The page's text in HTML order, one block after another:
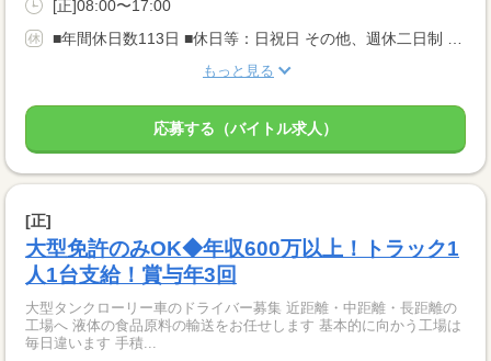
[正]08:00〜17:00
もっと見る
応募する（バイトル求人）
[正]
大型免許のみOK◆年収600万以上！トラック1
人1台支給！賞与年3回
大型タンクローリー車のドライバー募集 近距離・中距離・長距離の
工場へ 液体の食品原料の輸送をお任せします 基本的に向かう工場は
毎日違います 手積...